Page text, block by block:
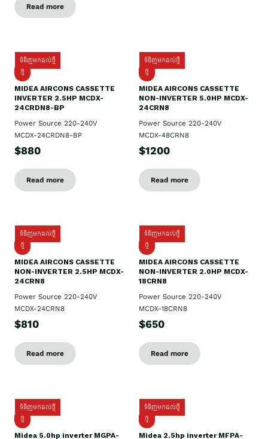
Read more
ទំនិញមកដល់ថ្មី
ថ្មី
MIDEA AIRCONS CASSETTE
INVERTER 2.5HP MCDX-
24CRDN8-BP
Power Source 220-240V
MCDX-24CRDN8-BP
$880
Read more
ទំនិញមកដល់ថ្មី
ថ្មី
MIDEA AIRCONS CASSETTE
NON-INVERTER 5.0HP MCDX-
24CRN8
Power Source 220-240V
MCDX-48CRN8
$1200
Read more
ទំនិញមកដល់ថ្មី
ថ្មី
MIDEA AIRCONS CASSETTE
NON-INVERTER 2.5HP MCDX-
24CRN8
Power Source 220-240V
MCDX-24CRN8
$810
Read more
ទំនិញមកដល់ថ្មី
ថ្មី
MIDEA AIRCONS CASSETTE
NON-INVERTER 2.0HP MCDX-
18CRN8
Power Source 220-240V
MCDX-18CRN8
$650
Read more
ទំនិញមកដល់ថ្មី
ថ្មី
Midea 5.0hp inverter MGPA-
ទំនិញមកដល់ថ្មី
ថ្មី
Midea 2.5hp​ inverter MFPA-